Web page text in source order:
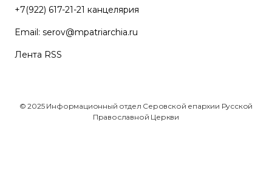
+7(922) 617-21-21 канцелярия
Email: serov@mpatriarchia.ru
Лента RSS
© 2025 Информационный отдел Серовской епархии Русской
Православной Церкви